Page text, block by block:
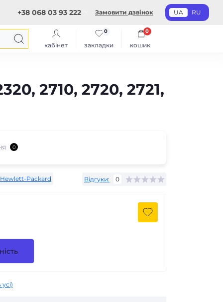
+38 068 03 93 222 Замовити дзвінок UA RU
кабінет закладки
0
кошик
0
2710, 2720, 2721,
0
Hewlett-Packard Відгуки: 0